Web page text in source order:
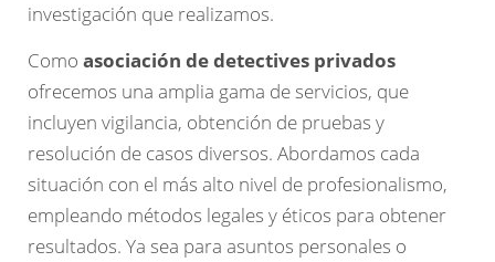
investigación que realizamos.
Como asociación de detectives privados
ofrecemos una amplia gama de servicios, que
incluyen vigilancia, obtención de pruebas y
resolución de casos diversos. Abordamos cada
situación con el más alto nivel de profesionalismo,
empleando métodos legales y éticos para obtener
resultados. Ya sea para asuntos personales o